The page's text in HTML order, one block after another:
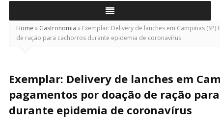
Home » Gastronomia » Exemplar: Delivery de lanches em Campinas
de ração para cachorros durante epidemia de coronavírus
Exemplar: Delivery de lanches em
pagamentos por doação de ração
durante epidemia de coronavírus